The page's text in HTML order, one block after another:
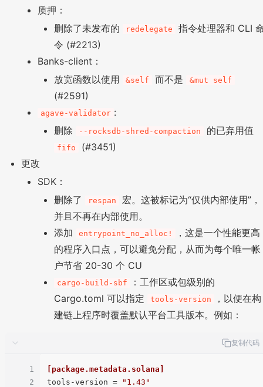
质押：
删除了未发布的
redelegate
指令处理器和 CLI
令 (#2213)
Banks-client：
放宽函数以使用
&self 而不是 &mut self
(#2591)
agave-validator :
删除
--rocksdb-shred-compaction 的已弃用值
fifo
(#3451)
更改
SDK：
删除了
respan
宏。这被标记为“仅供内部使用”，
并且不再在内部使用。
添加
entrypoint_no_alloc!
，这是一个性能更高
的程序入口点，可以避免分配，从而为每个唯一帐
户节省 20-30 个 CU
cargo-build-sbf
：工作区或包级别的
Cargo.toml 可以指定
tools-version
，以便在构
建链上程序时覆盖默认平台工具版本。例如：
复制代码
1
2
[package.metadata.solana]
tools-version = "1.43"